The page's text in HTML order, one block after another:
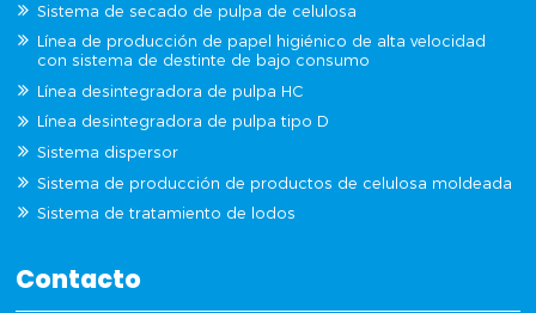
Sistema de secado de pulpa de celulosa
Línea de producción de papel higiénico de alta velocidad
con sistema de destinte de bajo consumo
Línea desintegradora de pulpa HC
Línea desintegradora de pulpa tipo D
Sistema dispersor
Sistema de producción de productos de celulosa moldeada
Sistema de tratamiento de lodos
Contacto